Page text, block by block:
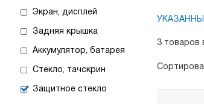
Экран, дисплей
Задняя крышка
Аккумулятор, батарея
Стекло, тачскрин
Защитное стекло
3 товаров